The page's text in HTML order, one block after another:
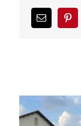
Pinterestכתובת